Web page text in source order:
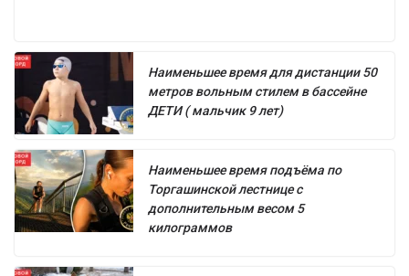
Наименьшее время для дистанции 50
метров вольным стилем в бассейне
ДЕТИ ( мальчик 9 лет)
Наименьшее время подъёма по
Торгашинской лестнице с
дополнительным весом 5
килограммов